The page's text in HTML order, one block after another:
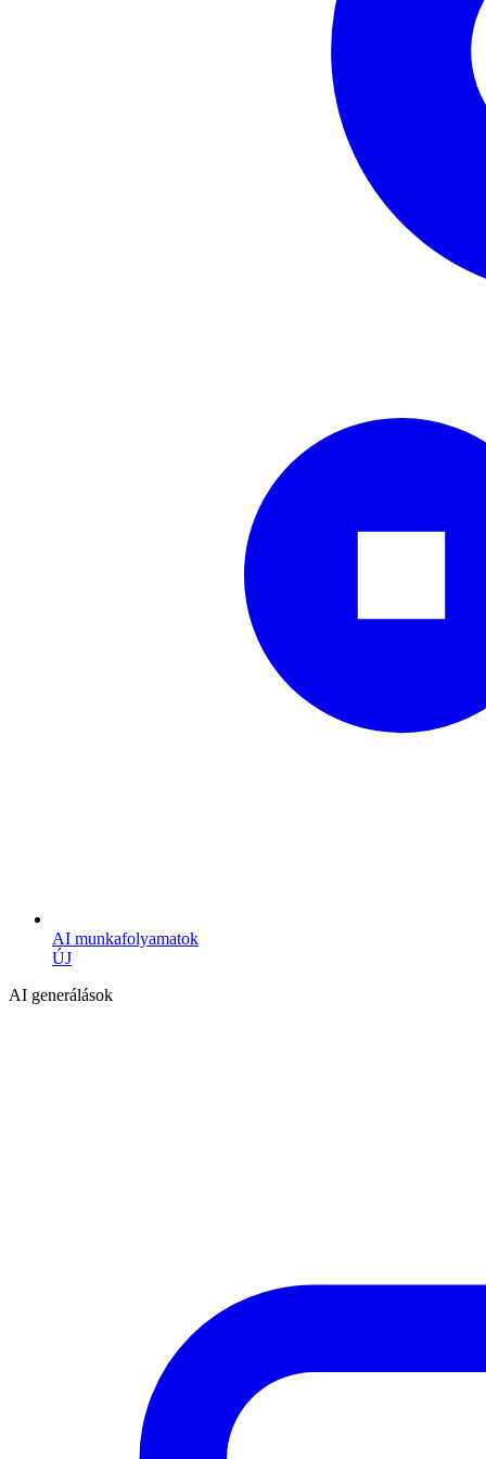
AI munkafolyamatok
ÚJ
AI generálások